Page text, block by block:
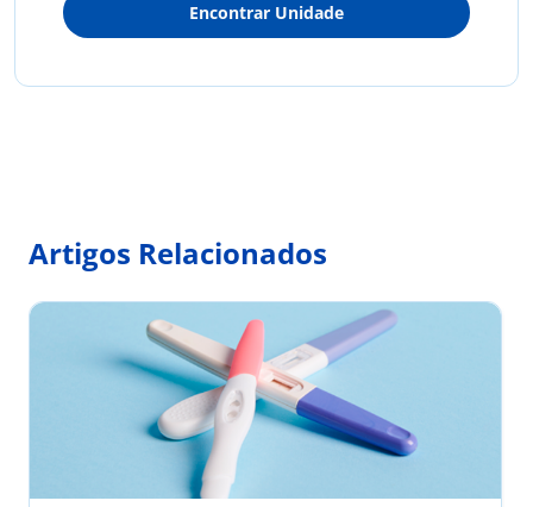
Encontrar Unidade
Artigos Relacionados